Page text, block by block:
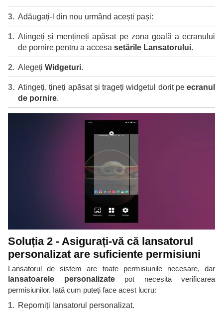
Adăugați-l din nou urmând acești pași:
Atingeți și mențineți apăsat pe zona goală a ecranului
de pornire pentru a accesa setările Lansatorului.
Alegeți Widgeturi.
Atingeți, țineți apăsat și trageți widgetul dorit pe ecranul
de pornire.
Soluția 2 - Asigurați-vă că lansatorul
personalizat are suficiente permisiuni
Lansatorul de sistem are toate permisiunile necesare, dar
lansatoarele personalizatepot necesita verificarea
permisiunilor. Iată cum puteți face acest lucru:
Reporniți lansatorul personalizat.